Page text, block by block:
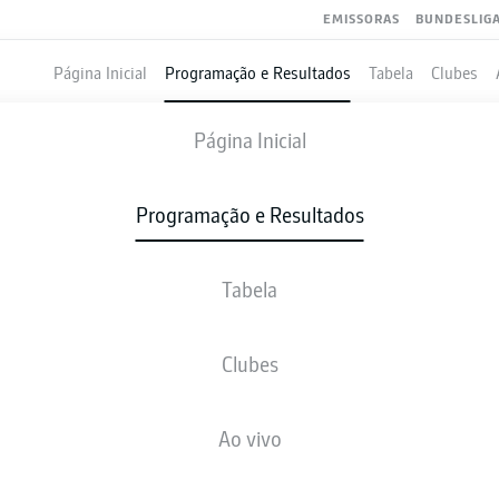
EMISSORAS
Página Inicial Programação e Resultados Tabela Clubes
Página Inicial
Programação e Resultados
Tabela
Clubes
Ao vivo
FREIBURG EINTRACHT
ESCALAÇÕES